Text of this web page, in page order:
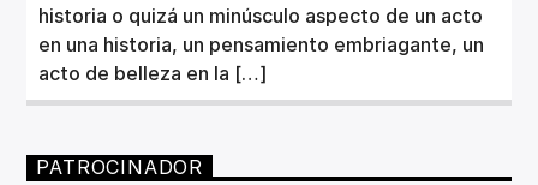
historia o quizá un minúsculo aspecto de un acto
en una historia, un pensamiento embriagante, un
acto de belleza en la […]
PATROCINADOR